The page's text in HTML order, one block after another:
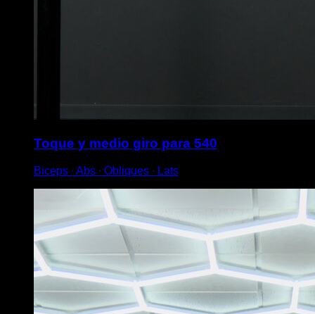
Toque y medio giro para 540
Biceps ∙ Abs ∙ Obliques ∙ Lats